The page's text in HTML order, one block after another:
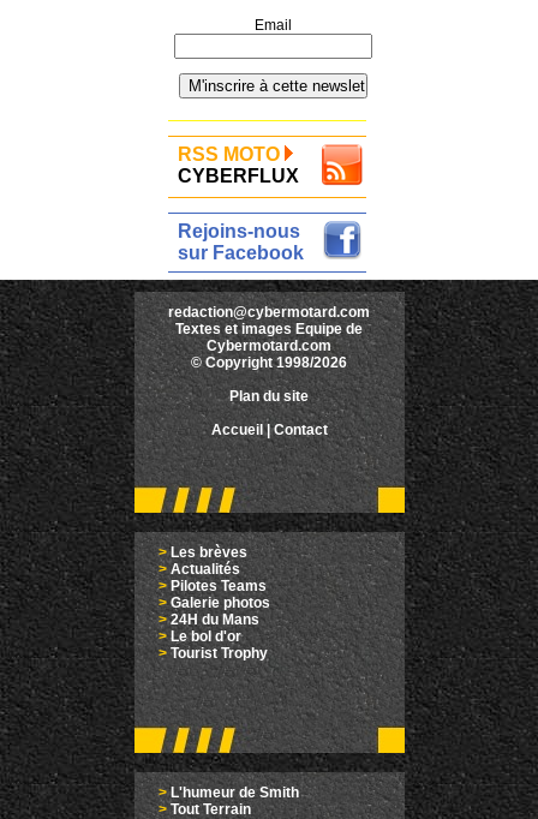
Email
RSS MOTO
CYBERFLUX
Rejoins-nous
sur Facebook
redaction@cybermotard.com
Textes et images Equipe de
Cybermotard.com
© Copyright 1998/2026
Plan du site
Accueil |Contact
>Les brèves
> Actualités
> Pilotes Teams
>Galerie photos
>24H du Mans
>Le bol d'or
> Tourist Trophy
>L'humeur de Smith
> Tout Terrain